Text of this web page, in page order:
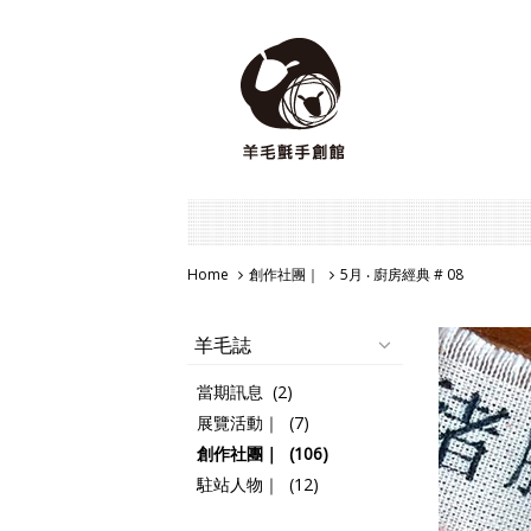
Home 創作社團｜ 5月 ‧ 廚房經典 # 08
羊毛誌
當期訊息 (2)
展覽活動｜ (7)
創作社團｜ (106)
駐站人物｜ (12)